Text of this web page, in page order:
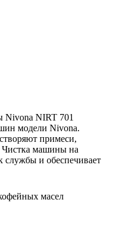
Nivona NIRT 701
модели Nivona.
примеси,
Чистка машины на
службы и обеспечивает
масел